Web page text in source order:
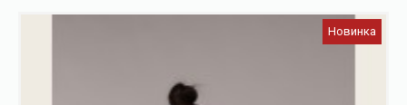
Новинка